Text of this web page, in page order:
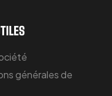
générales de